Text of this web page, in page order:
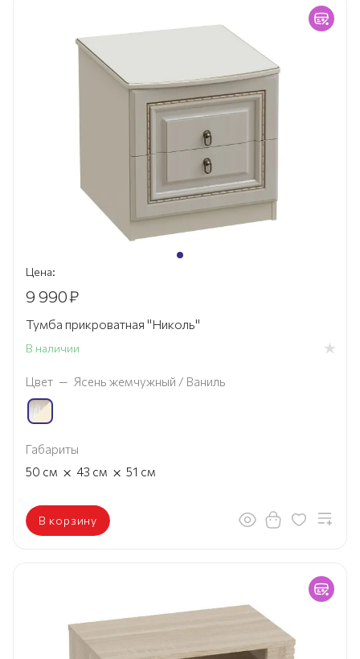
Цена:
9 990₽
Тумба прикроватная "Николь"
В наличии
Цвет — Ясень жемчужный / Ваниль
Габариты
50 см × 43 см × 51 см
В корзину